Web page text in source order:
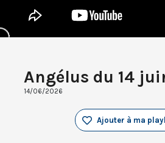
Angélus du 14
14/06/2026
Ajouter à ma